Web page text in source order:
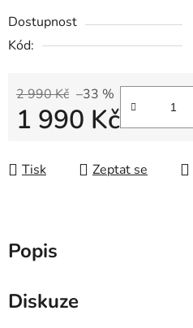
Dostupnost
Kód:
2 990 Kč –33 %
1 990 Kč
Tisk Zeptat se
Popis
Diskuze